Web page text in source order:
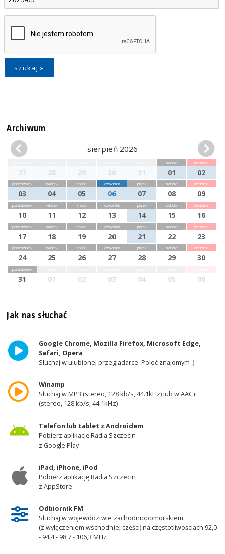
Archiwum
sierpień 2026
27 28 29 30 31
sobota
01
niedziela
02
poniedziałek
03
wtorek
04
środa
05
czwartek
06
piątek
07
sobota
08
niedziela
09
poniedziałek
10
wtorek
11
środa
12
czwartek
13
piątek
14
sobota
15
niedziela
16
poniedziałek
17
wtorek
18
środa
19
czwartek
20
piątek
21
sobota
22
niedziela
23
poniedziałek
24
wtorek
25
środa
26
czwartek
27
piątek
28
sobota
29
niedziela
30
poniedziałek
31 01 02 03 04 05 06
Jak nas słuchać
Google Chrome, Mozilla Firefox, Microsoft Edge,
Safari, Opera
Słuchaj w ulubionej przeglądarce. Poleć znajomym :)
Winamp
Słuchaj w MP3 (stereo, 128 kb/s, 44.1kHz) lub w AAC+
(stereo, 128 kb/s, 44.1kHz)
Telefon lub tablet z Androidem
Pobierz aplikację Radia Szczecin
z Google Play
iPad, iPhone, iPod
Pobierz aplikację Radia Szczecin
z AppStore
Odbiornik FM
Słuchaj w województwie zachodniopomorskiem
(z wyłączeniem wschodniej części) na częstotliwościach 92,0
- 94,4 - 98,7 - 106,3 MHz